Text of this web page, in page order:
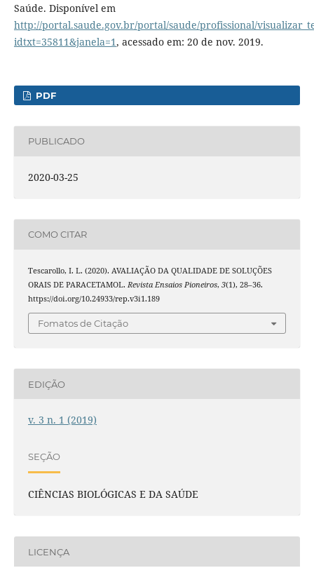
Saúde. Disponível em
http://portal.saude.gov.br/portal/saude/profissional/
idtxt=35811&janela=1, acessado em: 20 de nov. 2019.
PDF
PUBLICADO
2020-03-25
COMO CITAR
Tescarollo, I. L. (2020). AVALIAÇÃO DA QUALIDADE DE SOLUÇÕES
ORAIS DE PARACETAMOL. Revista Ensaios Pioneiros, 3(1), 28–36.
https://doi.org/10.24933/rep.v3i1.189
Fomatos de Citação
EDIÇÃO
v. 3 n. 1 (2019)
SEÇÃO
CIÊNCIAS BIOLÓGICAS E DA SAÚDE
LICENÇA